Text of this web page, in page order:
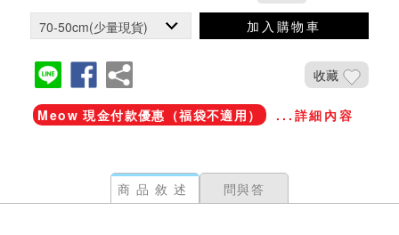
加入購物車
收藏
Meow 現金付款優惠（福袋不適用） ...詳細內容
商品敘述 問與答